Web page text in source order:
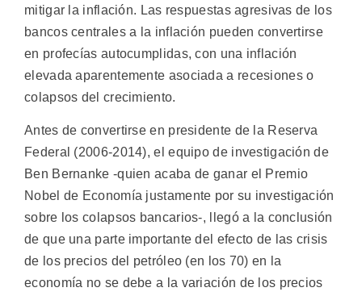
mitigar la inflación. Las respuestas agresivas de los
bancos centrales a la inflación pueden convertirse
en profecías autocumplidas, con una inflación
elevada aparentemente asociada a recesiones o
colapsos del crecimiento.
Antes de convertirse en presidente de la Reserva
Federal (2006-2014), el equipo de investigación de
Ben Bernanke -quien acaba de ganar el Premio
Nobel de Economía justamente por su investigación
sobre los colapsos bancarios-, llegó a la conclusión
de que una parte importante del efecto de las crisis
de los precios del petróleo (en los 70) en la
economía no se debe a la variación de los precios